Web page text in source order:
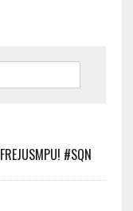
#SQN